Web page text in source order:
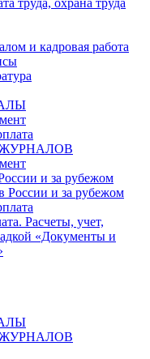
труда, охрана труда
и кадровая работа
и за рубежом
России и за рубежом
Расчеты, учет,
«Документы и